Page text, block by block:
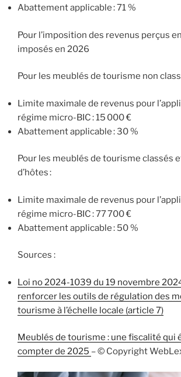
Abattement applicable : 71 %
Pour l’imposition des revenus perçus
imposés en 2026
Pour les meublés de tourisme non
Limite maximale de revenus pour
régime micro-BIC : 15 000 €
Abattement applicable : 30 %
Pour les meublés de tourisme classés
d’hôtes :
Limite maximale de revenus pour
régime micro-BIC : 77 700 €
Abattement applicable : 50 %
Sources :
Loi no 2024-1039 du 19 novembre
renforcer les outils de régulation des
tourisme à l’échelle locale (article 7)
Meublés de tourisme : une fiscalité qui
compter de 2025 – © Copyright